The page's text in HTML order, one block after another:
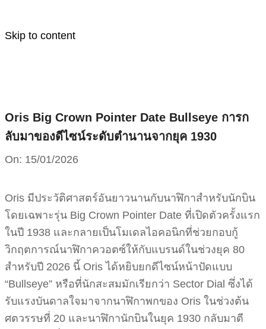
Skip to content
Oris Big Crown Pointer Date Bullseye การก
ลับมาของดีไซน์ระดับตำนานจากยุค 1930
On: 15/01/2026
Oris มีประวัติศาสตร์อันยาวนานกับนาฬิกาสำหรับนักบิน
โดยเฉพาะรุ่น Big Crown Pointer Date ที่เปิดตัวครั้งแรก
ในปี 1938 และกลายเป็นโมเดลไอคอนิกที่ช่วยกอบกู้
วิกฤตการณ์นาฬิกาควอตซ์ให้กับแบรนด์ในช่วงยุค 80
สำหรับปี 2026 นี้ Oris ได้หยิบยกดีไซน์หน้าปัดแบบ
“Bullseye” หรือที่นักสะสมมักเรียกว่า Sector Dial ซึ่งได้
รับแรงบันดาลใจมาจากนาฬิกาพกของ Oris ในช่วงต้น
ศตวรรษที่ 20 และนาฬิกานักบินในยุค 1930 กลับมาตี